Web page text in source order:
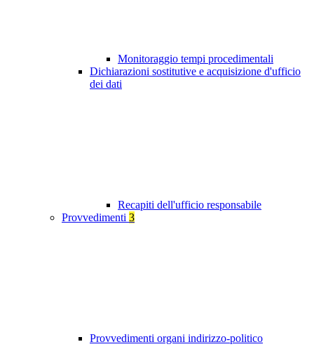
Monitoraggio tempi procedimentali
Dichiarazioni sostitutive e acquisizione d'ufficio
dei dati
Recapiti dell'ufficio responsabile
Provvedimenti 3
Provvedimenti organi indirizzo-politico